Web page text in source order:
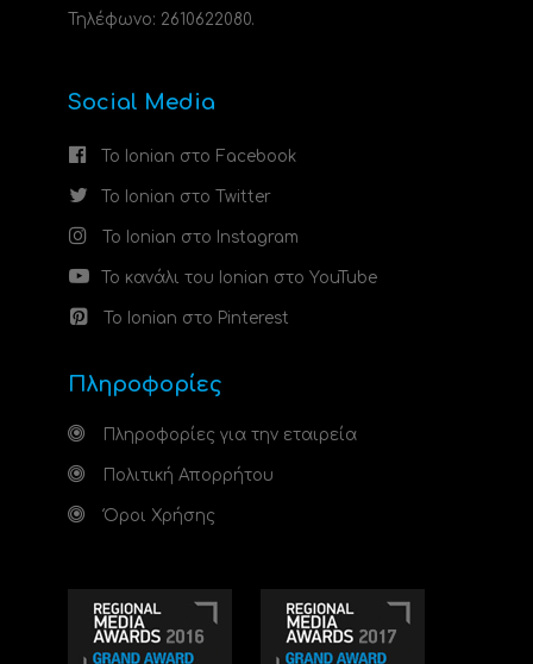
Τηλέφωνο: 2610622080.
Social Media
Το Ionian στο Facebook
Το Ionian στο Twitter
Το Ionian στο Instagram
Το κανάλι του Ionian στο YouTube
Το Ionian στο Pinterest
Πληροφορίες
Πληροφορίες για την εταιρεία
Πολιτική Απορρήτου
Όροι Χρήσης